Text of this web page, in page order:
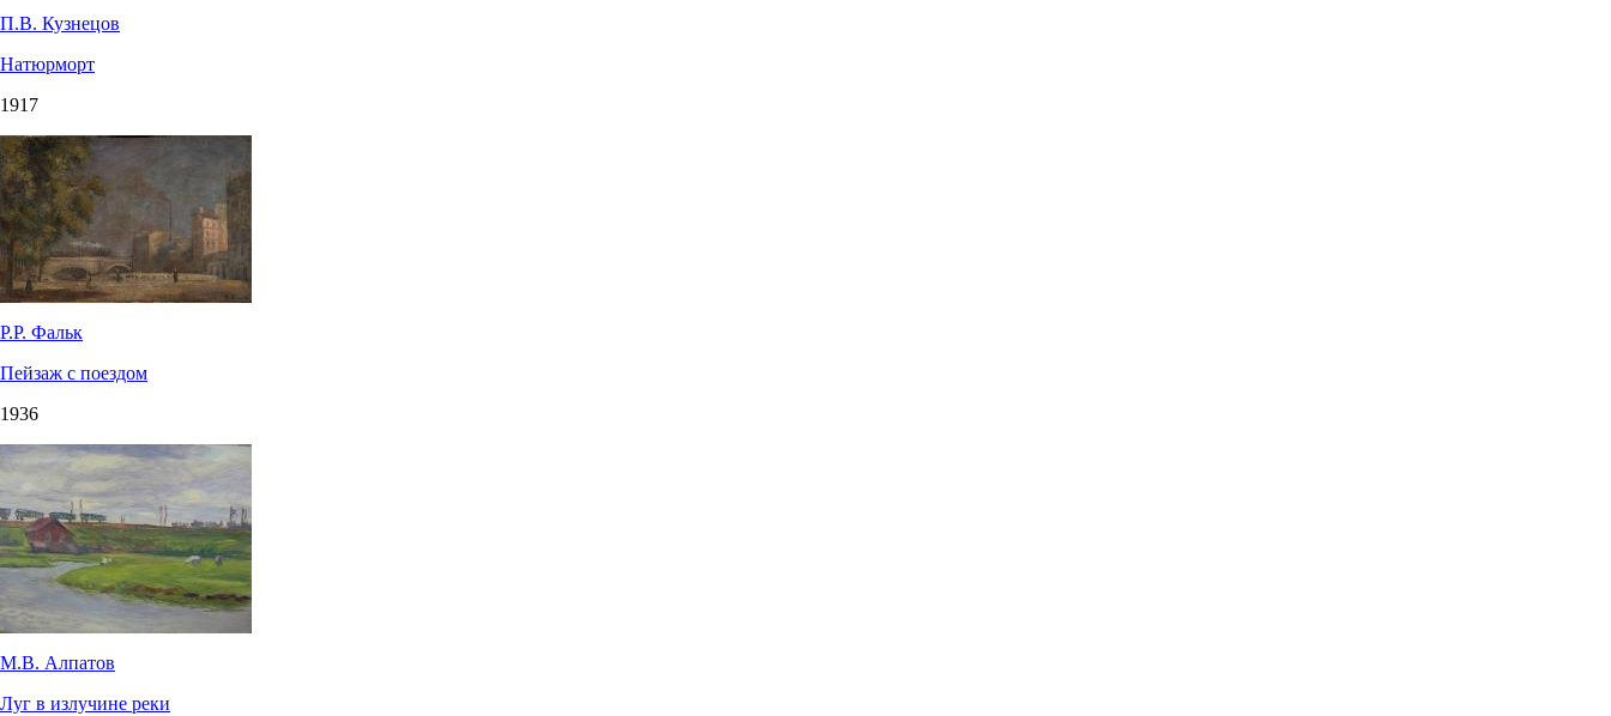
П.В. Кузнецов
Натюрморт
1917
Р.Р. Фальк
Пейзаж с поездом
1936
М.В. Алпатов
Луг в излучине реки